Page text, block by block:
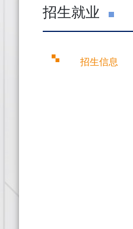
招生就业
招生信息